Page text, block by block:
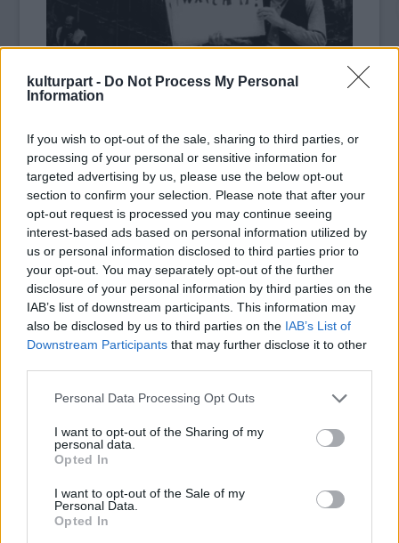
kulturpart - Do Not Process My Personal
Information
If you wish to opt-out of the sale, sharing to third parties, or
processing of your personal or sensitive information for
targeted advertising by us, please use the below opt-out
section to confirm your selection. Please note that after your
opt-out request is processed you may continue seeing
interest-based ads based on personal information utilized by
us or personal information disclosed to third parties prior to
your opt-out. You may separately opt-out of the further
disclosure of your personal information by third parties on the
IAB’s list of downstream participants. This information may
also be disclosed by us to third parties on the IAB’s List of
Downstream Participants that may further disclose it to other
Please note that this website/app uses one or more Google
not limited to your visit or usage behaviour. You may click to
grant or deny consent to Google and its third-party tags to
use your data for below specified purposes in below Google
consent section.
Personal Data Processing Opt Outs
I want to opt-out of the Sharing of my
personal data.
Opted In
I want to opt-out of the Sale of my
Personal Data.
Opted In
Dalszöveg készült a furcsa nevű Facebook-felhasználókból.
Bob Dylan
egyik száma és a dalhoz tartozó videóklip ihlette a
kreatív feldolgozást, a
Subterranean Facebook Bluest.
tovább
Pornográfia a neten: cenzúrázták az
erotikát
2015. 03. 11.